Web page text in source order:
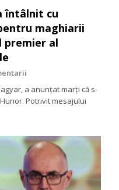
întâlnit cu
maghiarii
premier al
a anunțat marți că s-
Potrivit mesajului